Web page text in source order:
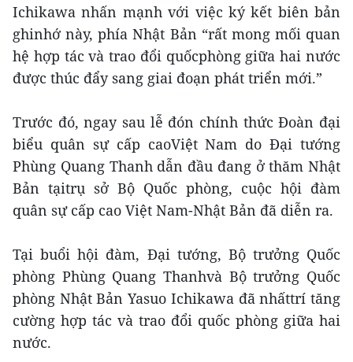
Ichikawa nhấn mạnh với việc ký kết biên bản
ghinhớ này, phía Nhật Bản “rất mong mối quan
hệ hợp tác và trao đổi quốcphòng giữa hai nước
được thúc đẩy sang giai đoạn phát triển mới.”
Trước đó, ngay sau lễ đón chính thức Đoàn đại
biểu quân sự cấp caoViệt Nam do Đại tướng
Phùng Quang Thanh dẫn đầu đang ở thăm Nhật
Bản tạitrụ sở Bộ Quốc phòng, cuộc hội đàm
quân sự cấp cao Việt Nam-Nhật Bản đã diễn ra.
Tại buổi hội đàm, Đại tướng, Bộ trưởng Quốc
phòng Phùng Quang Thanhvà Bộ trưởng Quốc
phòng Nhật Bản Yasuo Ichikawa đã nhấttrí tăng
cường hợp tác và trao đổi quốc phòng giữa hai
nước.